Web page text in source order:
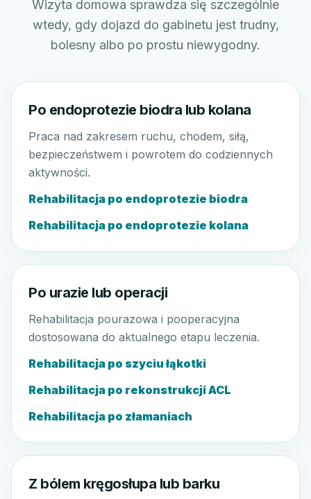
Wizyta domowa sprawdza się szczególnie
wtedy, gdy dojazd do gabinetu jest trudny,
bolesny albo po prostu niewygodny.
Po endoprotezie biodra lub kolana
Praca nad zakresem ruchu, chodem, siłą,
bezpieczeństwem i powrotem do codziennych
aktywności.
Rehabilitacja po endoprotezie biodra
Rehabilitacja po endoprotezie kolana
Po urazie lub operacji
Rehabilitacja pourazowa i pooperacyjna
dostosowana do aktualnego etapu leczenia.
Rehabilitacja po szyciu łąkotki
Rehabilitacja po rekonstrukcji ACL
Rehabilitacja po złamaniach
Z bólem kręgosłupa lub barku